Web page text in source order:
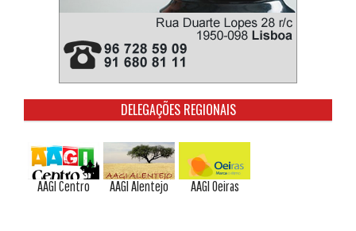
DELEGAÇÕES REGIONAIS
AAGI Centro AAGI Alentejo AAGI Oeiras